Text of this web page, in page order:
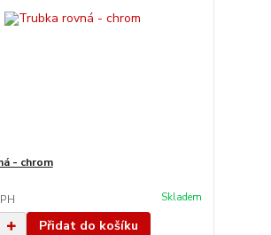
- chrom
Skladem
Přidat do košíku